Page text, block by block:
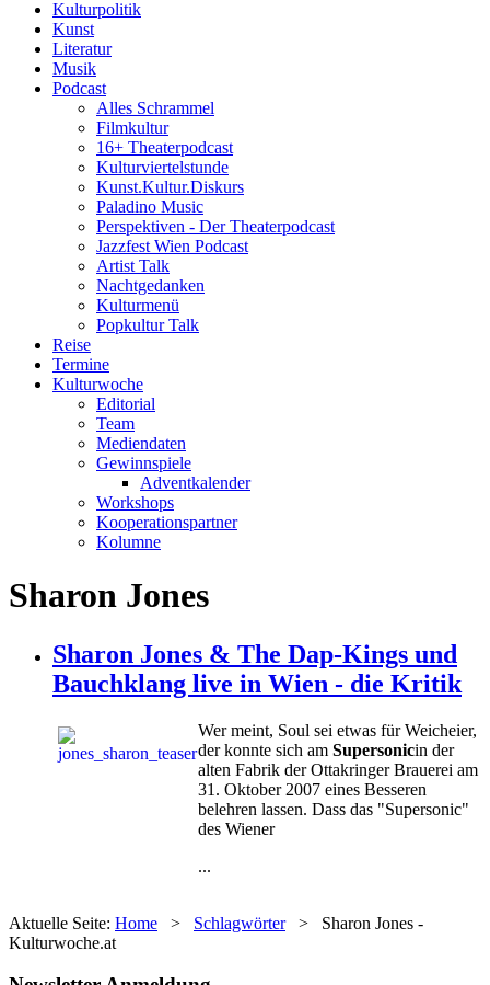
Kulturpolitik
Kunst
Literatur
Musik
Podcast
Alles Schrammel
Filmkultur
16+ Theaterpodcast
Kulturviertelstunde
Kunst.Kultur.Diskurs
Paladino Music
Perspektiven - Der Theaterpodcast
Jazzfest Wien Podcast
Artist Talk
Nachtgedanken
Kulturmenü
Popkultur Talk
Reise
Termine
Kulturwoche
Editorial
Team
Mediendaten
Gewinnspiele
Adventkalender
Workshops
Kooperationspartner
Kolumne
Sharon Jones
Sharon Jones & The Dap-Kings und
Bauchklang live in Wien - die Kritik
Wer meint, Soul sei etwas für Weicheier,
der konnte sich am Supersonicin der
alten Fabrik der Ottakringer Brauerei am
31. Oktober 2007 eines Besseren
belehren lassen. Dass das "Supersonic"
des Wiener
...
Aktuelle Seite: Home > Schlagwörter > Sharon Jones -
Kulturwoche.at